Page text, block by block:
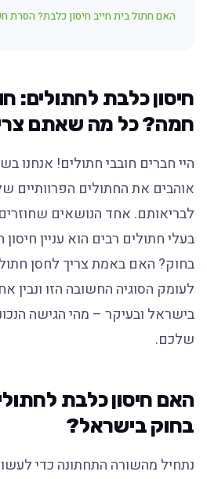
האם חתול בית חייב חיסון כלבת? הסרת
חיסון כלבת לחתולים:
חמה? כל מה שאתם
היי חברים חובבי חתולים! אנחנו
אוהבים את החתולים הפרוותיים
לבריאותם. אחד הנושאים
בעלי חתולים רבים הוא עניין
בחוק? האם באמת צריך לחסן חתול
לעומק הסוגיה החשובה הזו ונבין
בישראל ובעיקר – מהי הגישה
שלכם.
האם חיסון כלבת
בחוק בישראל?
נתחיל מהשורה התחתונה כדי